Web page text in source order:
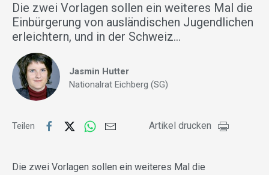
Die zwei Vorlagen sollen ein weiteres Mal die
Einbürgerung von ausländischen Jugendlichen
erleichtern, und in der Schweiz…
Jasmin Hutter
Nationalrat Eichberg (SG)
Teilen Artikel drucken
Die zwei Vorlagen sollen ein weiteres Mal die